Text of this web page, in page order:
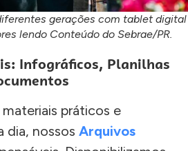
gerações com tablet digital
lendo Conteúdo do Sebrae/PR.
Infográficos, Planilhas
práticos e
dia, nossos Arquivos